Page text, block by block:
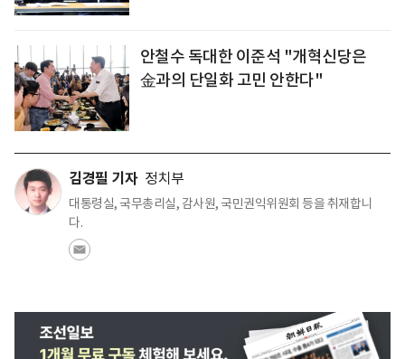
안철수 독대한 이준석 "개혁신당은
金과의 단일화 고민 안한다"
김경필 기자 정치부
대통령실, 국무총리실, 감사원, 국민권익위원회 등을 취재합니
다.